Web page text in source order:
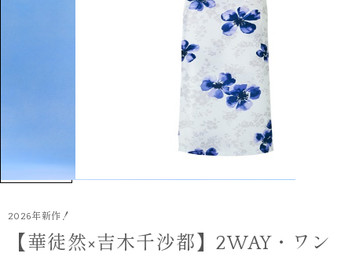
2026年新作！
【華徒然×吉木千沙都】2WAY・ワン